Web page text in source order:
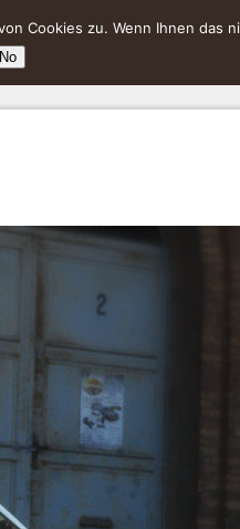
Cookies zu. Wenn Ihnen das
No